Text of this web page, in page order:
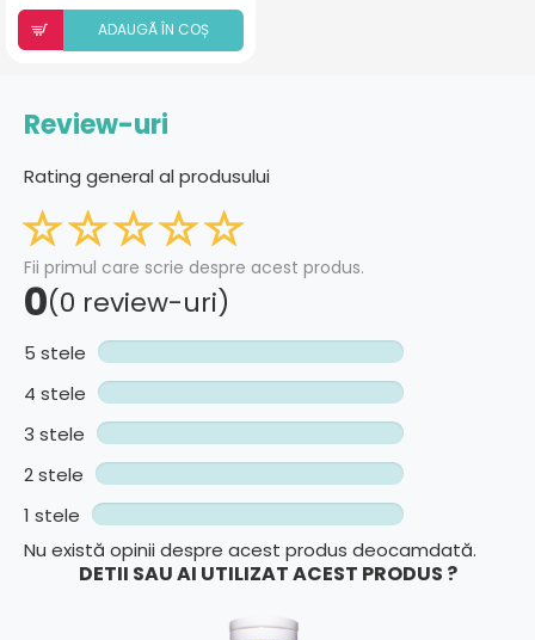
ADAUGÃ ÎN COȘ
Review-uri
Rating general al produsului
Fii primul care scrie despre acest produs.
0(0 review-uri)
5 stele
4 stele
3 stele
2 stele
1 stele
Nu există opinii despre acest produs deocamdată.
DETII SAU AI UTILIZAT ACEST PRODUS ?